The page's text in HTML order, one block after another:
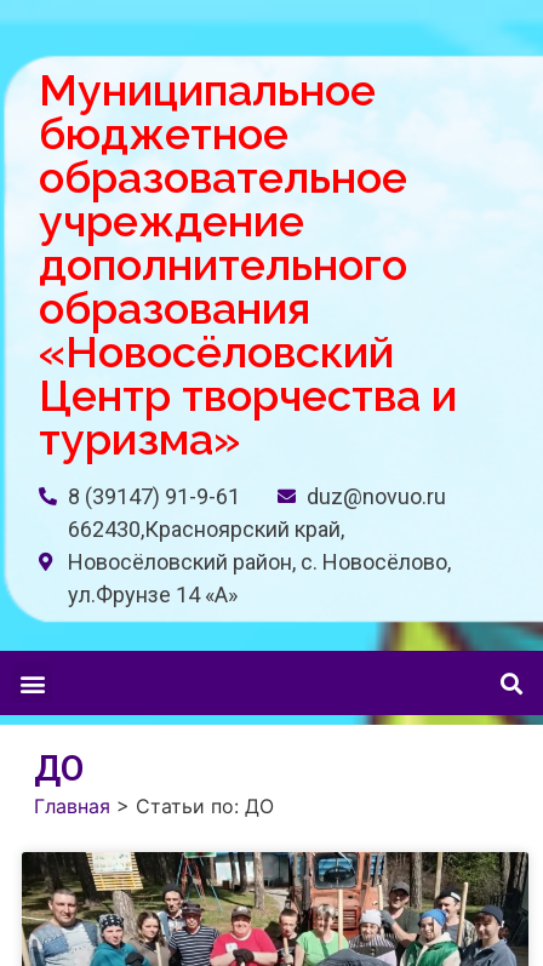
Муниципальное
бюджетное
образовательное
учреждение
дополнительного
образования
«Новосёловский
Центр творчества и
туризма»
8 (39147) 91-9-61
duz@novuo.ru
662430,Красноярский край,
Новосёловский район, с. Новосёлово,
ул.Фрунзе 14 «A»
ДО
Главная > Статьи по: ДО